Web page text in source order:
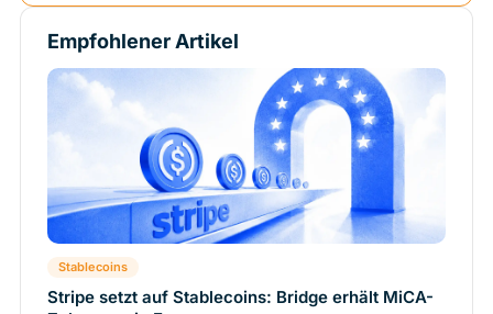
Empfohlener Artikel
Stablecoins
Stripe setzt auf Stablecoins: Bridge erhält MiCA-